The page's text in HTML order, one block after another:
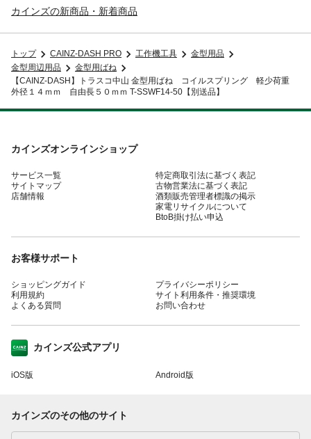
カインズの新商品・新着商品
トップ CAINZ-DASH PRO 工作機工具
金型用品
金型周辺用品
金型用ばね
【CAINZ-DASH】トラスコ中山 金型用ばね コイルスプリング 軽少荷重
外径１４ｍｍ 自由長５０ｍｍ T-SSWF14-50【別送品】
カインズオンラインショップ
サービス一覧
サイトマップ
店舗情報
特定商取引法に基づく表記
古物営業法に基づく表記
酒類販売管理者標識の掲示
家電リサイクルについて
BtoB掛け払い申込
お客様サポート
ショッピングガイド
利用規約
よくある質問
プライバシーポリシー
サイト利用条件・推奨環境
お問い合わせ
カインズ公式アプリ
iOS版 Android版
カインズのその他のサイト